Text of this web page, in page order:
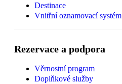
Destinace
Vnitřní oznamovací systém
Rezervace a podpora
Věrnostní program
Doplňkové služby